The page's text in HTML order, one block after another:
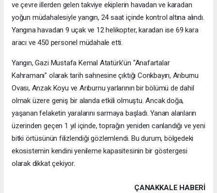
ve çevre illerden gelen takviye ekiplerin havadan ve karadan
yoğun müdahalesiyle yangın, 24 saat içinde kontrol altına alındı.
Yangına havadan 9 uçak ve 12 helikopter, karadan ise 69 kara
aracı ve 450 personel müdahale etti.
Yangın, Gazi Mustafa Kemal Atatürk'ün "Anafartalar
Kahramanı" olarak tarih sahnesine çıktığı Conkbayırı, Arıburnu
Ovası, Anzak Koyu ve Arıburnu yarlarının bir bölümü de dahil
olmak üzere geniş bir alanda etkili olmuştu. Ancak doğa,
yaşanan felaketin yaralarını sarmaya başladı. Yanan alanların
üzerinden geçen 1 yıl içinde, toprağın yeniden canlandığı ve yeni
bitki örtüsünün filizlendiği gözlemlendi. Bu durum, bölgedeki
ekosistemin kendini yenileme kapasitesinin bir göstergesi
olarak dikkat çekiyor.
ÇANAKKALE HABERİ